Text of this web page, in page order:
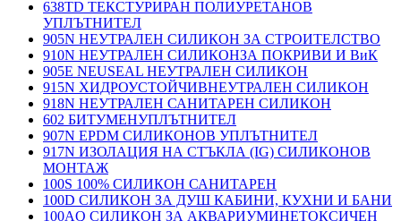
638TD ТЕКСТУРИРАН ПОЛИУРЕТАНОВ
УПЛЪТНИТЕЛ
905N НЕУТРАЛЕН СИЛИКОН ЗА СТРОИТЕЛСТВО
910N НЕУТРАЛЕН СИЛИКОНЗА ПОКРИВИ И ВиК
905E NEUSEAL НЕУТРАЛЕН СИЛИКОН
915N ХИДРОУСТОЙЧИВНЕУТРАЛЕН СИЛИКОН
918N НЕУТРАЛЕН САНИТАРЕН СИЛИКОН
602 БИТУМЕНУПЛЪТНИТЕЛ
907N EPDM СИЛИКОНОВ УПЛЪТНИТЕЛ
917N ИЗОЛАЦИЯ НА СТЪКЛА (IG) СИЛИКОНОВ
МОНТАЖ
100S 100% СИЛИКОН САНИТАРЕН
100D СИЛИКОН ЗА ДУШ КАБИНИ, КУХНИ И БАНИ
100AQ СИЛИКОН ЗА АКВАРИУМИНЕТОКСИЧЕН